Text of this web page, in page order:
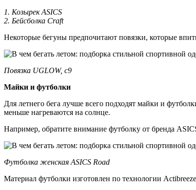
1. Козырек ASICS
2. Бейсболка Craft
Некоторые бегуны предпочитают повязки, которые
Повязка UGLOW, c9
Майки и футболки
Для летнего бега лучше всего подходят майки и
меньше нагреваются на солнце.
Например, обратите внимание футболку от бренда
Футболка женская ASICS Road
Материал футболки изготовлен по технологии